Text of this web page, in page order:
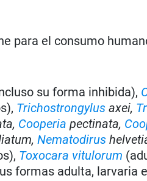
para el consumo
su forma inhibida),
Trichostrongylus axei,
Cooperia pectinata,
Nematodirus
Toxocara vitulorum
formas adulta, larvaria